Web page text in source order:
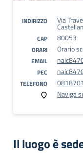
INDIRIZZO Via
CAP 80053
ORARI Orario
EMAIL
PEC
TELEFONO
Naviga
Il luogo è